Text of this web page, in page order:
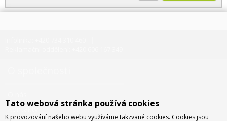
Kontakty
Tato webová stránka používá cookies
K provozování našeho webu využíváme takzvané cookies. Cookies jsou